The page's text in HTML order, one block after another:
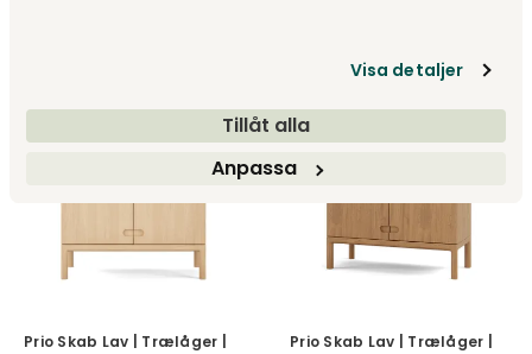
Visa detaljer
Tillåt alla
Anpassa
21 920 kr
Prio Skab Lav | Trælåger |
Prio Skab Lav | Trælåger |